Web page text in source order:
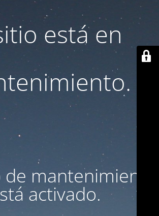
está en
mantenimiento
activado.